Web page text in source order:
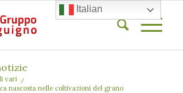
vari
/
nascosta nelle coltivazioni del grano
Italian